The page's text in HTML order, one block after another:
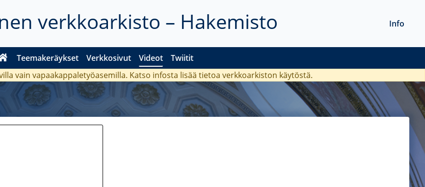
verkkoarkisto – Hakemisto
Teemakeräykset Verkkosivut Videot Twiitit
Info
vain vapaakappaletyöasemilla. Katso infosta lisää tietoa verkkoarkiston käytöstä.